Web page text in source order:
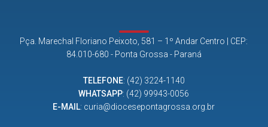
Pça. Marechal Floriano Peixoto, 581 – 1º Andar Centro | CEP:
84.010-680 - Ponta Grossa - Paraná
TELEFONE: (42) 3224-1140
WHATSAPP: (42) 99943-0056
E-MAIL: curia@diocesepontagrossa.org.br